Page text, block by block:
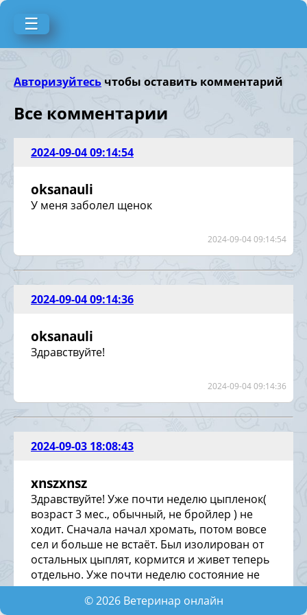
☰
Авторизуйтесь чтобы оставить комментарий
Все комментарии
2024-09-04 09:14:54
2024-09-04 09:14:54
oksanauli
У меня заболел щенок
2024-09-04 09:14:36
2024-09-04 09:14:36
oksanauli
Здравствуйте!
2024-09-03 18:08:43
xnszxnsz
Здравствуйте! Уже почти неделю цыпленок(
возраст 3 мес., обычный, не бройлер ) не
ходит. Сначала начал хромать, потом вовсе
сел и больше не встаёт. Был изолирован от
остальных цыплят, кормится и живет теперь
отдельно. Уже почти неделю состояние не
меняется, только заметно потерял в весе, тк
ест гораздо меньше чем раньше, но аппетит
©2026Ветеринар онлайн